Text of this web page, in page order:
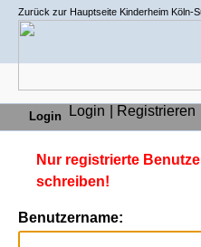
Zurück zur Hauptseite Kinderheim Köln-
Login Registrieren
Login
Nur registrierte
schreiben!
Benutzername: